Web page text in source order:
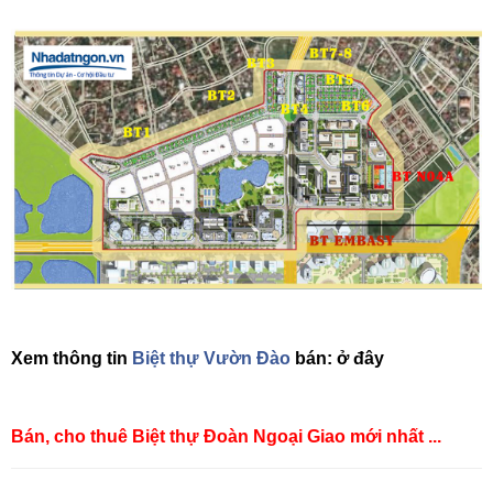
Xem thông tin Biệt thự Vườn Đào bán: ở đây
Bán, cho thuê Biệt thự Đoàn Ngoại Giao mới nhất ...